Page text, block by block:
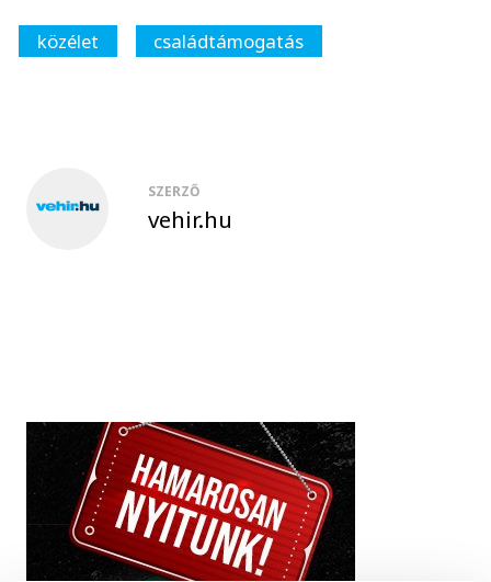
közélet családtámogatás
SZERZŐ
vehir.hu